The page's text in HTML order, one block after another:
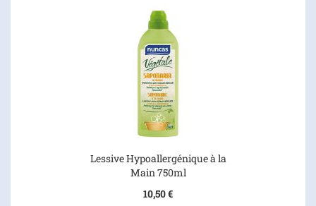
Lessive Hypoallergénique à la
Main 750ml
10,50 €